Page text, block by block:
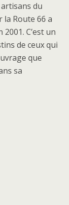
du
la Route 66 a
C’est un
de ceux qui
que
sa